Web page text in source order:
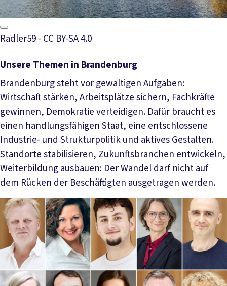
Radler59 - CC BY-SA 4.0
Unsere Themen in Brandenburg
Brandenburg steht vor gewaltigen Aufgaben:
Wirtschaft stärken, Arbeitsplätze sichern, Fachkräfte
gewinnen, Demokratie verteidigen. Dafür braucht es
einen handlungsfähigen Staat, eine entschlossene
Industrie- und Strukturpolitik und aktives Gestalten.
Standorte stabilisieren, Zukunftsbranchen entwickeln,
Weiterbildung ausbauen: Der Wandel darf nicht auf
dem Rücken der Beschäftigten ausgetragen werden.
Mehr lesen